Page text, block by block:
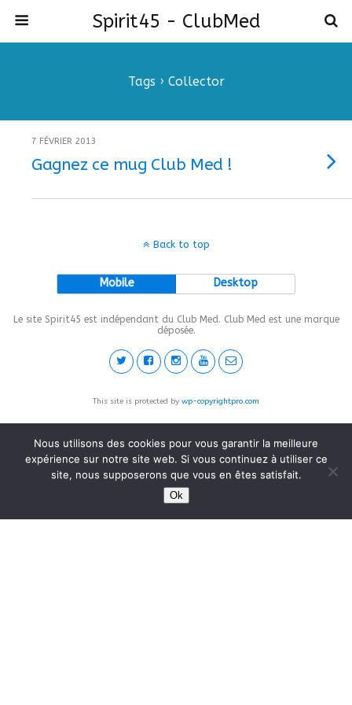
Spirit45 - ClubMed
Tags › Collector
7 FÉVRIER 2013
Gagnez ce mug Club Med !
Back to top
Mobile Desktop
Le site Spirit45 est indépendant du Club Med. Club Med est une marque
déposée.
This site is protected by wp-copyrightpro.com
Nous utilisons des cookies pour vous garantir la meilleure
expérience sur notre site web. Si vous continuez à utiliser ce
site, nous supposerons que vous en êtes satisfait.
Ok